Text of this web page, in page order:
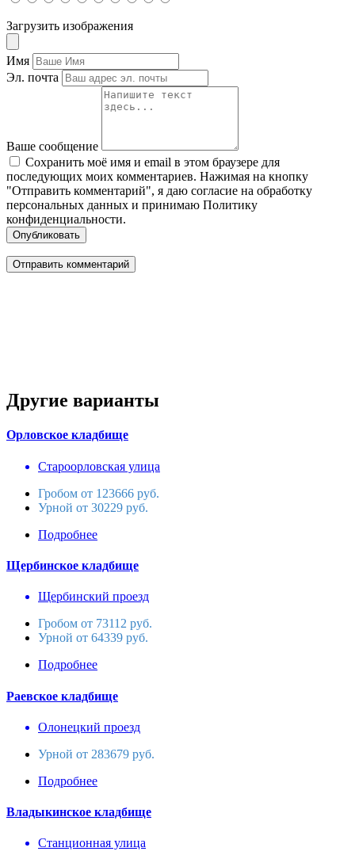
Загрузить изображения
Имя
Эл. почта
Ваше сообщение
Сохранить моё имя и email в этом браузере для
последующих моих комментариев. Нажимая на кнопку
"Отправить комментарий", я даю согласие на обработку
персональных данных и принимаю Политику
конфиденциальности.
Опубликовать
Другие варианты
Орловское кладбище
Староорловская улица
Гробом от 123666 руб.
Урной от 30229 руб.
Подробнее
Щербинское кладбище
Щербинский проезд
Гробом от 73112 руб.
Урной от 64339 руб.
Подробнее
Раевское кладбище
Олонецкий проезд
Урной от 283679 руб.
Подробнее
Владыкинское кладбище
Станционная улица